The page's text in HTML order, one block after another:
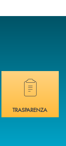
immediata?
Hai bisogno di
TRASPARENZA